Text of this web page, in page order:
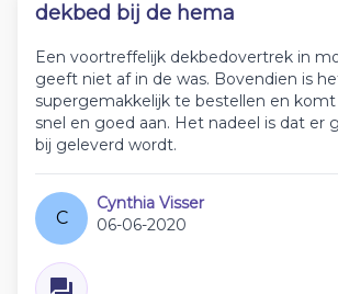
dekbed bij de hema
Een voortreffelijk dekbedovertrek in
geeft niet af in de was. Bovendien is
supergemakkelijk te bestellen en
snel en goed aan. Het nadeel is dat er
bij geleverd wordt.
C
Cynthia Visser
06-06-2020